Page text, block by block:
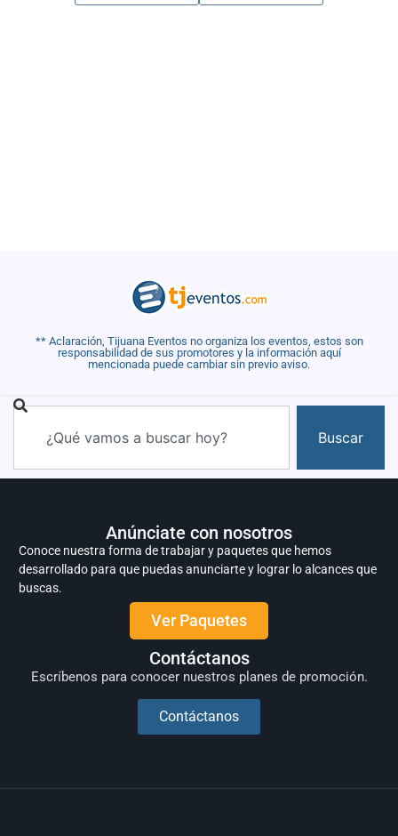
** Aclaración, Tijuana Eventos no organiza los eventos, estos son
responsabilidad de sus promotores y la información aquí
mencionada puede cambiar sin previo aviso.
Buscar
Anúnciate con nosotros
Conoce nuestra forma de trabajar y paquetes que hemos
desarrollado para que puedas anunciarte y lograr lo alcances que
buscas.
Ver Paquetes
Contáctanos
Escríbenos para conocer nuestros planes de promoción.
Contáctanos